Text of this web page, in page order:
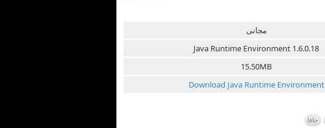
مجانى
Java Runtime Environment 1.6.0.18
15.50MB
Download Java Runtime Environment
جافا